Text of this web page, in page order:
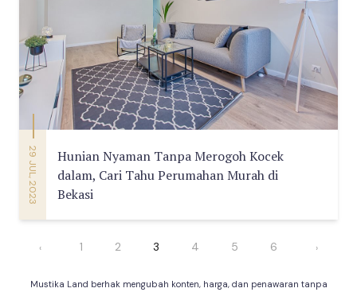
29 JUL, 2023
Hunian Nyaman Tanpa Merogoh Kocek
dalam, Cari Tahu Perumahan Murah di
Bekasi
‹ 1 2 3 4 5 6 ›
Mustika Land berhak mengubah konten, harga, dan penawaran tanpa